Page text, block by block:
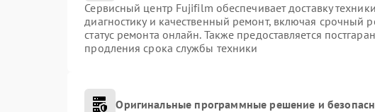
Сервисный центр Fujifilm обеспечивает доставку
диагностику и качественный ремонт, включая срочный
статус ремонта онлайн. Также предоставляется
продления срока службы техники
Оригинальные программные решение и